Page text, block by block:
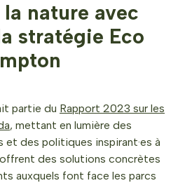
nature avec
stratégie Eco
partie du Rapport 2023 sur les
, mettant en lumière des
et des politiques inspirant·es à
des solutions concrètes
auxquels font face les parcs